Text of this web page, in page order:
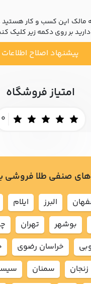
مالک این کسب و کار هستید
دارید بر روی دکمه زیر کلیک
پیشنهاد اصلاح اطلاعات
امتیاز فروشگاه
0
صنفی طلا فروشی
البرز ايلام
بوشهر تهران
خراسان رضوي
زنجان سمنان